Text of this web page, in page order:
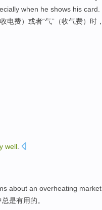
when he shows his card
电费） 或者“气”（收气费）时，
well
about an overheating market
总是有用的。